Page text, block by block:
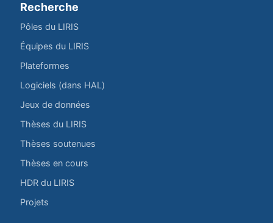
Recherche
Pôles du LIRIS
Équipes du LIRIS
Plateformes
Logiciels (dans HAL)
Jeux de données
Thèses du LIRIS
Thèses soutenues
Thèses en cours
HDR du LIRIS
Projets